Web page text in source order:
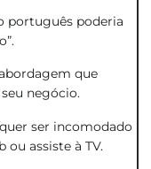
português poderia
que
negócio.
ser incomodado
assiste à TV.